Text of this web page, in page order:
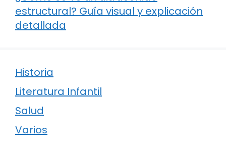
estructural? Guía visual y explicación
detallada
Historia
Literatura Infantil
Salud
Varios